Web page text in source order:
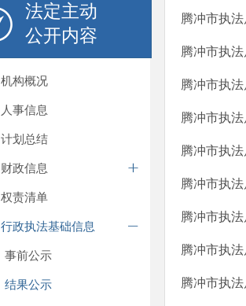
法定主动
公开内容
机构概况
人事信息
计划总结
财政信息
权责清单
行政执法基础信息
事前公示
结果公示
腾冲市执
腾冲市执
腾冲市执
腾冲市执
腾冲市执
腾冲市执
腾冲市执
腾冲市执
腾冲市执